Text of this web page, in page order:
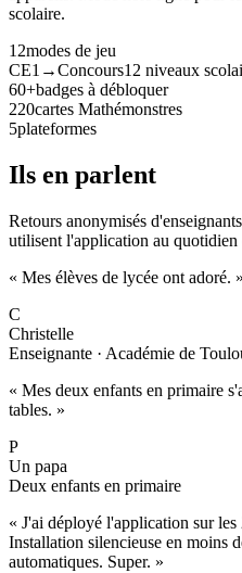
scolaire.
12modes de jeu
CE1→Concours12 niveaux
60+badges à débloquer
220cartes Mathémonstres
5plateformes
Ils en parlent
Retours anonymisés
utilisent l'application au quotidien
« Mes élèves de lycée ont adoré. »
C
Christelle
Enseignante · Académie de
« Mes deux enfants en primaire
tables. »
P
Un papa
Deux enfants en primaire
« J'ai déployé l'application sur
Installation silencieuse en moins
automatiques. Super. »